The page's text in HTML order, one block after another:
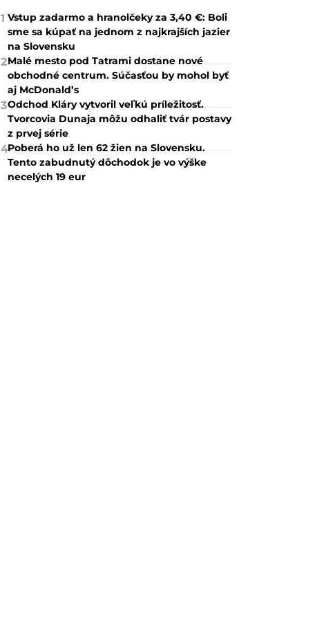
1 Vstup zadarmo a hranolčeky za 3,40 €: Boli
sme sa kúpať na jednom z najkrajších jazier
na Slovensku
2Malé mesto pod Tatrami dostane nové
obchodné centrum. Súčasťou by mohol byť
aj McDonald’s
3Odchod Kláry vytvoril veľkú príležitosť.
Tvorcovia Dunaja môžu odhaliť tvár postavy
z prvej série
4Poberá ho už len 62 žien na Slovensku.
Tento zabudnutý dôchodok je vo výške
necelých 19 eur